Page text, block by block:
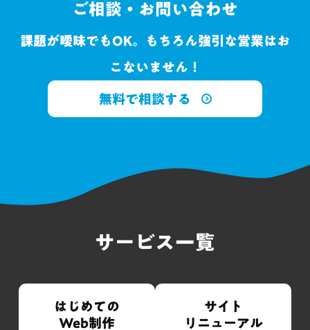
ご相談・お問い合わせ
課題が曖昧でもOK。もちろん強引な営業はお
こないません！
無料で相談する
サービス一覧
はじめての
Web制作
サイト
リニューアル